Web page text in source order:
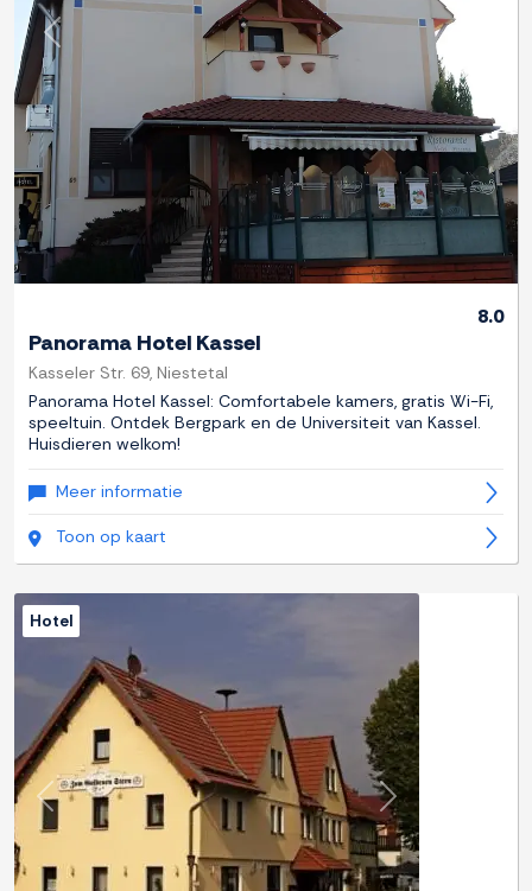
Previous
8.0
Panorama Hotel Kassel
Kasseler Str. 69, Niestetal
Panorama Hotel Kassel: Comfortabele kamers, gratis Wi-Fi,
speeltuin. Ontdek Bergpark en de Universiteit van Kassel.
Huisdieren welkom!
Meer informatie
Toon op kaart
Previous Next
Hotel